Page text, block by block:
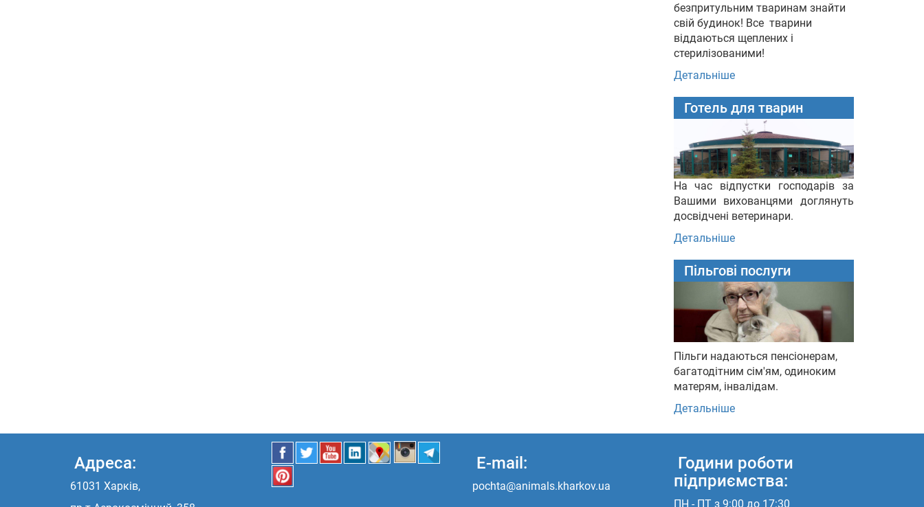
безпритульним тваринам знайти
свій будинок! Все тварини
віддаються щеплених і
стерилізованими!
Детальніше
Готель для тварин
На час відпустки господарів за
Вашими вихованцями доглянуть
досвідчені ветеринари.
Детальніше
Пільгові послуги
Пільги надаються пенсіонерам,
багатодітним сім'ям, одиноким
матерям, інвалідам.
Детальніше
Адреса:
61031 Харків,
E-mail:
pochta@animals.kharkov.ua
Години роботи
підприємства:
ПН - ПТ з 9:00 до 17:30